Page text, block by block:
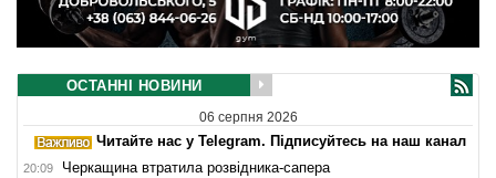
ОСТАННІ НОВИНИ
06 серпня 2026
Читайте нас у Telegram. Підписуйтесь на наш канал
20:09 Черкащина втратила розвідника-сапера